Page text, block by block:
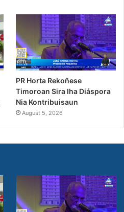
PR Horta Rekoñese
Timoroan Sira Iha Diáspora
Nia Kontribuisaun
August 5, 2026